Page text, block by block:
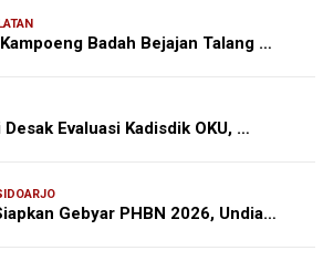
Badah Bejajan Talang …
Evaluasi Kadisdik OKU, …
Gebyar PHBN 2026, Undia…